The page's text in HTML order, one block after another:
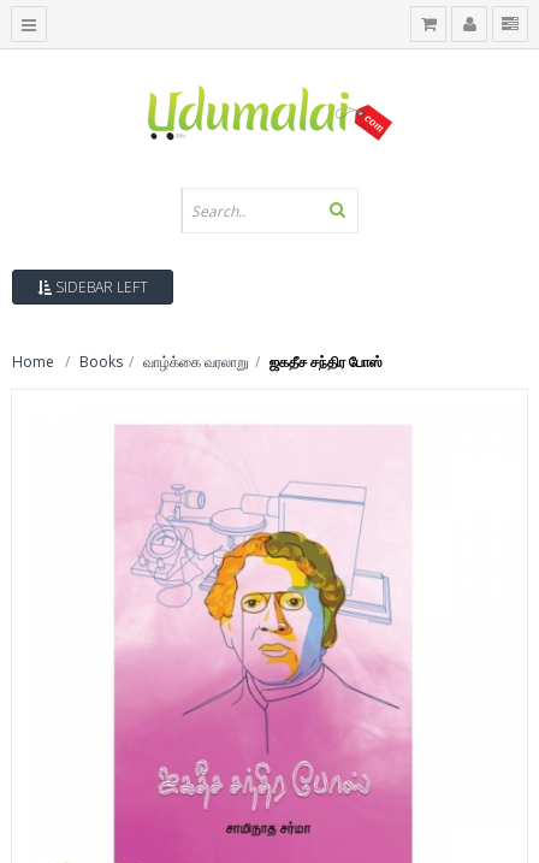
SIDEBAR LEFT
Home Books வாழ்க்கை வரலாறு ஜகதீச சந்திர போஸ்